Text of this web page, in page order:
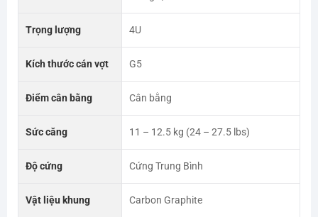
Trọng lượng 4U
Kích thước cán vợt G5
Điểm cân bằng Cân bằng
Sức căng 11 – 12.5 kg (24 – 27.5 lbs)
Độ cứng Cứng Trung Bình
Vật liệu khung Carbon Graphite